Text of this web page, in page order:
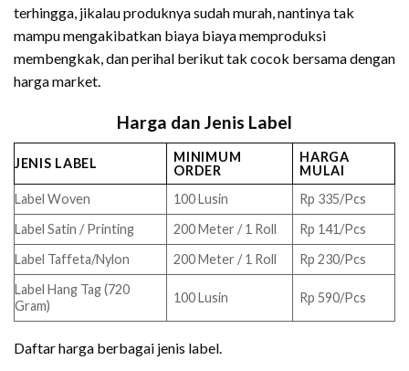
terhingga, jikalau produknya sudah murah, nantinya tak
mampu mengakibatkan biaya biaya memproduksi
membengkak, dan perihal berikut tak cocok bersama dengan
harga market.
Harga dan Jenis Label
JENIS LABEL
MINIMUM
ORDER
HARGA
MULAI
Label Woven
100 Lusin
Rp 335/Pcs
Label Satin / Printing
200 Meter / 1 Roll
Rp 141/Pcs
Label Taffeta/Nylon
200 Meter / 1 Roll
Rp 230/Pcs
Label Hang Tag (720
Gram)
100 Lusin Rp 590/Pcs
Daftar harga berbagai jenis label.